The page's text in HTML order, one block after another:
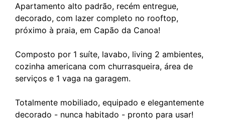
Apartamento alto padrão, recém entregue,
decorado, com lazer completo no rooftop,
próximo à praia, em Capão da Canoa!
Composto por 1 suíte, lavabo, living 2 ambientes,
cozinha americana com churrasqueira, área de
serviços e 1 vaga na garagem.
Totalmente mobiliado, equipado e elegantemente
decorado - nunca habitado - pronto para usar!